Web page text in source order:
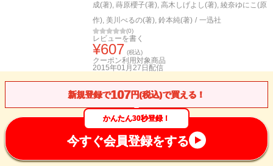
成(著), 蒔原櫻子(著), 高木しげよし(著), 綾奈ゆにこ(原
作), 美川べるの(著), 鈴本純(著) / 一迅社
(0)
レビューを書く
¥607 (税込)
クーポン利用対象商品
2015年01月27日 配信
新規登録で107円(税込)で買える！
かんたん30秒登録！
今すぐ会員登録をする